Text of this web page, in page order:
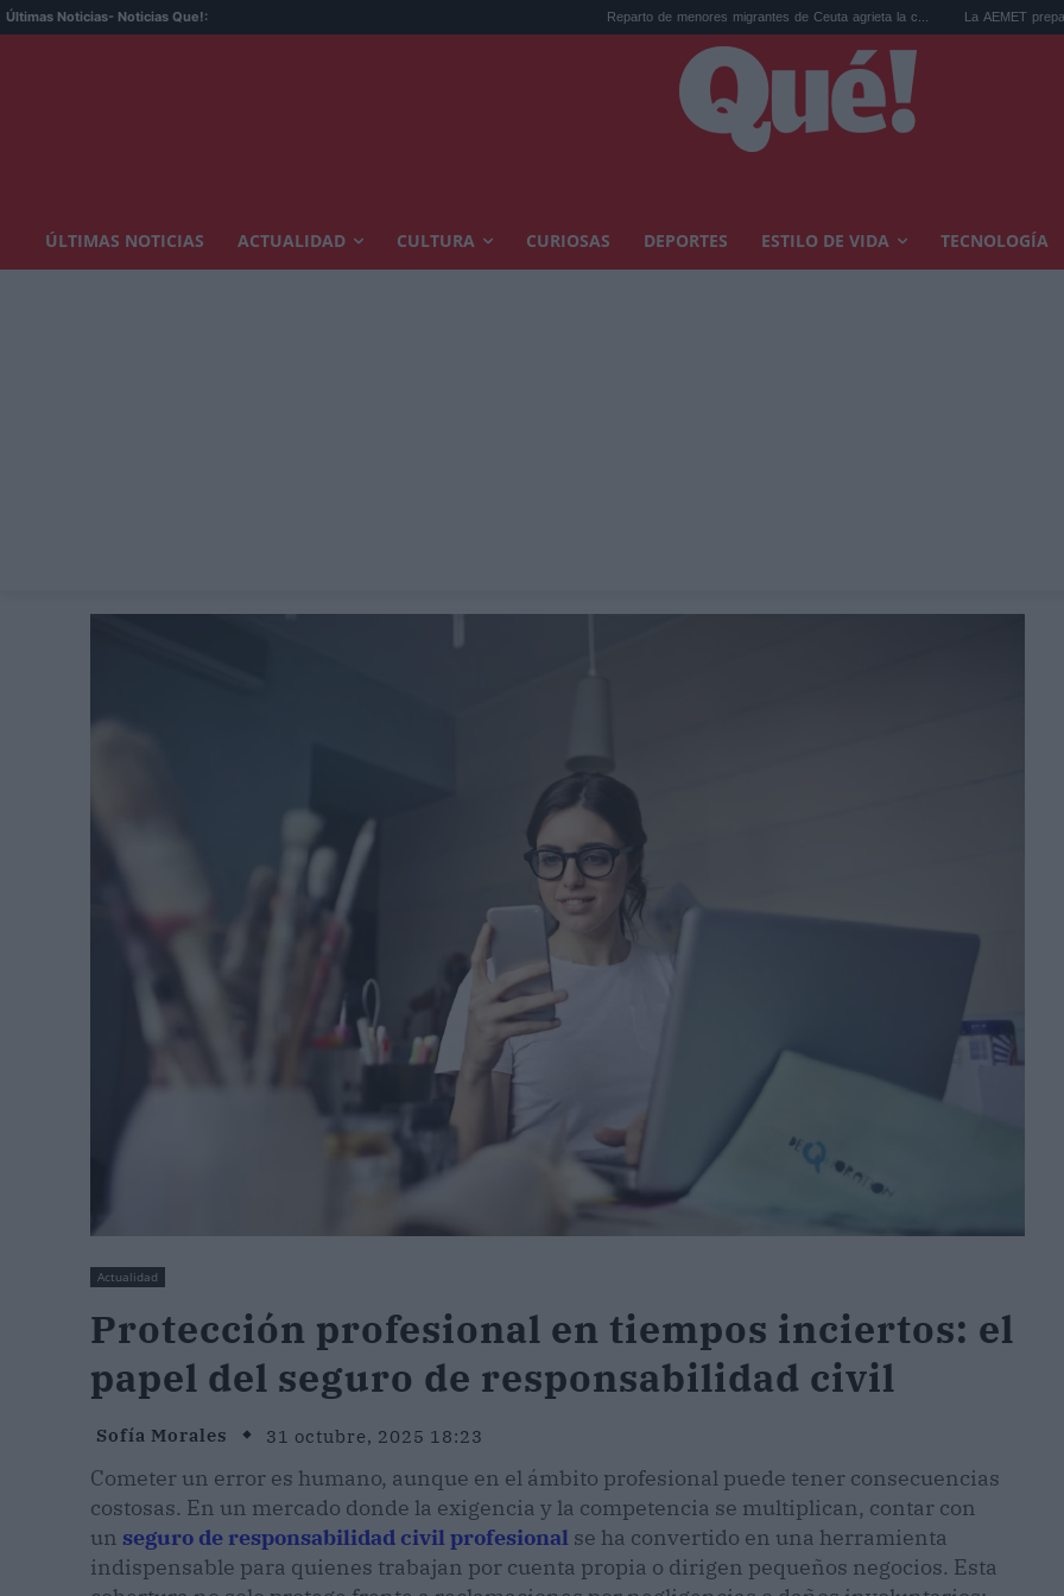
Últimas Noticias- Noticias Que!: Reparto de menores migrantes de Ceuta agrieta la c... La AEMET prepara una
ÚLTIMAS NOTICIAS ACTUALIDAD CULTURA CURIOSAS DEPORTES ESTILO DE VIDA TECNOLOGÍA
Actualidad
Protección profesional en tiempos inciertos: el
papel del seguro de responsabilidad civil
Sofía Morales 31 octubre, 2025 18:23
Cometer un error es humano, aunque en el ámbito profesional puede tener consecuencias
costosas. En un mercado donde la exigencia y la competencia se multiplican, contar con
un seguro de responsabilidad civil profesional se ha convertido en una herramienta
indispensable para quienes trabajan por cuenta propia o dirigen pequeños negocios. Esta